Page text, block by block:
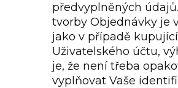
předvyplněných
tvorby Objednávky je
jako v případě
Uživatelského účtu,
je, že není třeba
vyplňovat Vaše